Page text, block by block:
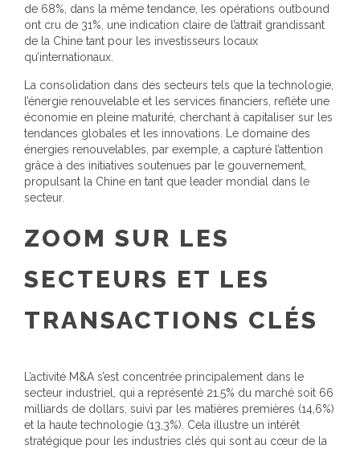
de 68%, dans la même tendance, les opérations outbound
ont cru de 31%, une indication claire de l’attrait grandissant
de la Chine tant pour les investisseurs locaux
qu’internationaux.
La consolidation dans des secteurs tels que la technologie,
l’énergie renouvelable et les services financiers, reflète une
économie en pleine maturité, cherchant à capitaliser sur les
tendances globales et les innovations. Le domaine des
énergies renouvelables, par exemple, a capturé l’attention
grâce à des initiatives soutenues par le gouvernement,
propulsant la Chine en tant que leader mondial dans le
secteur.
ZOOM SUR LES
SECTEURS ET LES
TRANSACTIONS CLÉS
L’activité M&A s’est concentrée principalement dans le
secteur industriel, qui a représenté 21.5% du marché soit 66
milliards de dollars, suivi par les matières premières (14,6%)
et la haute technologie (13,3%). Cela illustre un intérêt
stratégique pour les industries clés qui sont au cœur de la